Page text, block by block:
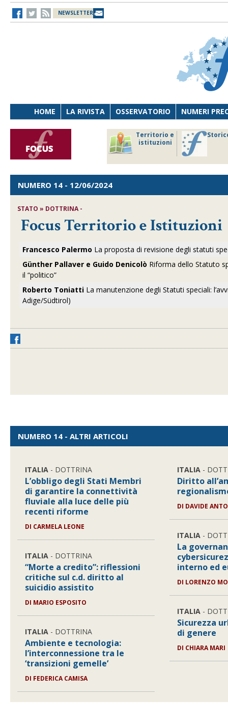
NEWSLETTER
HOME LA RIVISTA OSSERVATORIO NUMERI
Territorio e
istituzioni
NUMERO 14 - 12/06/2024
STATO » DOTTRINA -
Focus Territorio e Istituzioni
Francesco Palermo La proposta di revisione degli statuti
Günther Pallaver e Guido Denicolò Riforma dello Statuto
il “politico”
Roberto Toniatti La manutenzione degli Statuti speciali:
Adige/Südtirol)
NUMERO 14 - ALTRI ARTICOLI
ITALIA - DOTTRINA
L’obbligo degli Stati Membri
di garantire la connettività
fluviale alla luce delle più
recenti riforme
DI CARMELA LEONE
ITALIA - DOTTRINA
“Morte a credito”: riflessioni
critiche sul c.d. diritto al
suicidio assistito
DI MARIO ESPOSITO
ITALIA - DOTTRINA
Ambiente e tecnologia:
l’interconnessione tra le
‘transizioni gemelle’
DI FEDERICA CAMISA
ITALIA -
Diritto
DI DAVIDE
ITALIA -
La
interno ed
DI LORENZO
ITALIA -
Sicurezza
di genere
DI CHIARA MARI